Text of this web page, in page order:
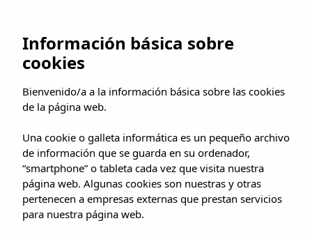
Información básica sobre
cookies
Bienvenido/a a la información básica sobre las cookies
de la página web.
Una cookie o galleta informática es un pequeño archivo
de información que se guarda en su ordenador,
“smartphone” o tableta cada vez que visita nuestra
página web. Algunas cookies son nuestras y otras
pertenecen a empresas externas que prestan servicios
para nuestra página web.